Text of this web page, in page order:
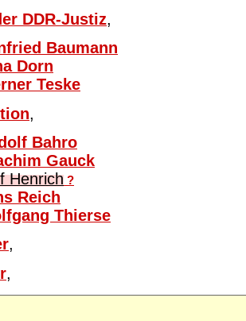
DDR-Justiz,
Baumann
Dorn
Teske
,
Bahro
Gauck
Henrich ?
Reich
Thierse
,
,